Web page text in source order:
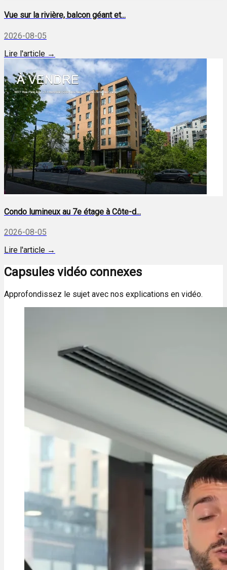
Vue sur la rivière, balcon géant et...
2026-08-05
Lire l'article →
Condo lumineux au 7e étage à Côte-d...
2026-08-05
Lire l'article →
Capsules vidéo connexes
Approfondissez le sujet avec nos explications en vidéo.